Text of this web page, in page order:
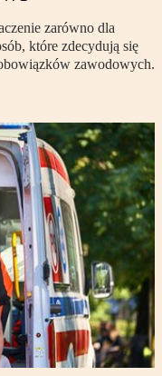
zarówno dla
które zdecydują się
zawodowych.